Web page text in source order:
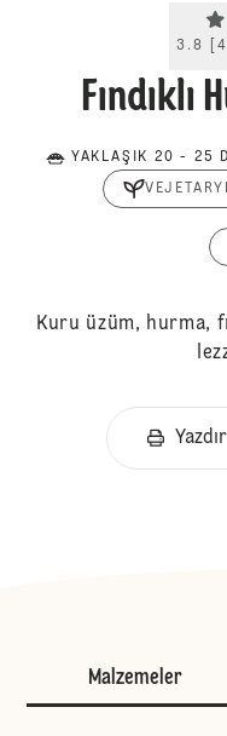
3.8 [4
Fındıklı
YAKLAŞIK 20 - 25
Kuru üzüm, hurma,
Yazdır
Malzemeler